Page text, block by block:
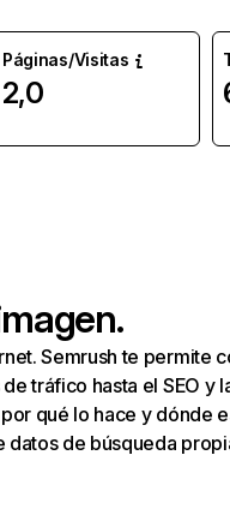
Páginas/Visitas
2,0
Semrush te permite
tráfico hasta el SEO y
qué lo hace y dónde
de búsqueda